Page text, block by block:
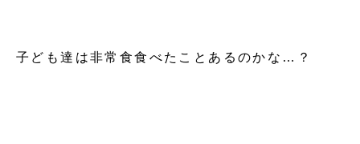
子ども達は非常食食べたことあるのかな…？